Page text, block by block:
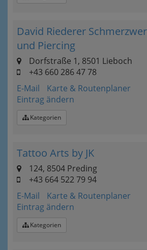
David Riederer
und Piercing
Dorfstraße 1, 8501 Lieboch
+43 660 286 47 78
E-Mail
Karte & Routenplaner
Eintrag ändern
Kategorien
Tattoo Arts by JK
124, 8504 Preding
+43 664 522 79 94
E-Mail
Karte & Routenplaner
Eintrag ändern
Kategorien